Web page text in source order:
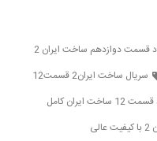
قسمت دوازدهم ساخت ایران 2
سریال ساخت ایران2 قسمت12
ساخت ایران کامل